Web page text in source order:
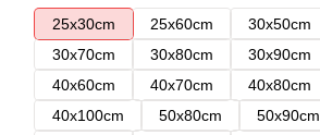
25x30cm
25x60cm 30x50cm
30x70cm
30x80cm 30x90cm
40x60cm
40x70cm 40x80cm
40x100cm
50x80cm 50x90cm